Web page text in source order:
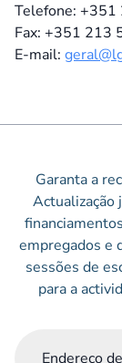
Telefone:
Fax: +351 213
E-mail:
Garanta a
Actualização
empregados e
sessões de
para a